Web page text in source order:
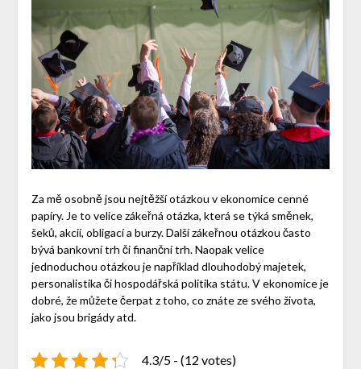
Za mě osobně jsou nejtěžší otázkou v ekonomice cenné
papíry. Je to velice zákeřná otázka, která se týká směnek,
šeků, akcií, obligací a burzy. Další zákeřnou otázkou často
bývá bankovní trh či finanční trh. Naopak velice
jednoduchou otázkou je například dlouhodobý majetek,
personalistika či hospodářská politika státu. V ekonomice je
dobré, že můžete čerpat z toho, co znáte ze svého života,
jako jsou brigády atd.
4.3/5 - (12 votes)